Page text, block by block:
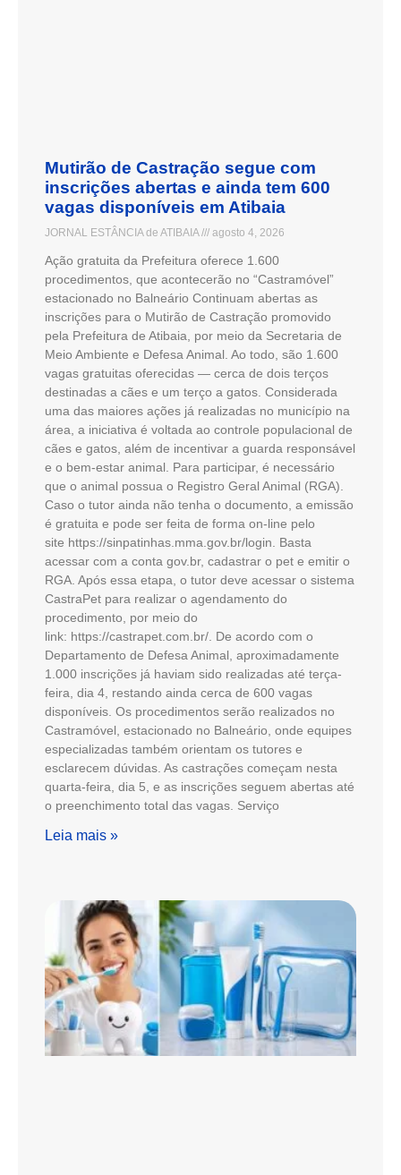
Mutirão de Castração segue com
inscrições abertas e ainda tem 600
vagas disponíveis em Atibaia
JORNAL ESTÂNCIA de ATIBAIA agosto 4, 2026
Ação gratuita da Prefeitura oferece 1.600
procedimentos, que acontecerão no “Castramóvel”
estacionado no Balneário Continuam abertas as
inscrições para o Mutirão de Castração promovido
pela Prefeitura de Atibaia, por meio da Secretaria de
Meio Ambiente e Defesa Animal. Ao todo, são 1.600
vagas gratuitas oferecidas — cerca de dois terços
destinadas a cães e um terço a gatos. Considerada
uma das maiores ações já realizadas no município na
área, a iniciativa é voltada ao controle populacional de
cães e gatos, além de incentivar a guarda responsável
e o bem-estar animal. Para participar, é necessário
que o animal possua o Registro Geral Animal (RGA).
Caso o tutor ainda não tenha o documento, a emissão
é gratuita e pode ser feita de forma on-line pelo
site https://sinpatinhas.mma.gov.br/login. Basta
acessar com a conta gov.br, cadastrar o pet e emitir o
RGA. Após essa etapa, o tutor deve acessar o sistema
CastraPet para realizar o agendamento do
procedimento, por meio do
link: https://castrapet.com.br/. De acordo com o
Departamento de Defesa Animal, aproximadamente
1.000 inscrições já haviam sido realizadas até terça-
feira, dia 4, restando ainda cerca de 600 vagas
disponíveis. Os procedimentos serão realizados no
Castramóvel, estacionado no Balneário, onde equipes
especializadas também orientam os tutores e
esclarecem dúvidas. As castrações começam nesta
quarta-feira, dia 5, e as inscrições seguem abertas até
o preenchimento total das vagas. Serviço
Leia mais »